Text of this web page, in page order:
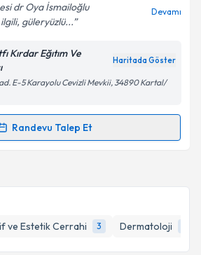
ve Estetik Cerrahi
3 Dermatoloji
işlenmesine ilişkin
Aydınlatma
ve kişisel verilerimin belirtilen
kabul ediyorum.
Talebini Gönder
dr Oya İsmailoğlu
güleryüzlü...
Devamı
Kırdar Eğıtım Ve
Haritada Göster
E-5 Karayolu Cevizli Mevkii, 34890 Kartal/
Randevu Talep Et
Talebi
e-posta ile bilgilendireceğiz.